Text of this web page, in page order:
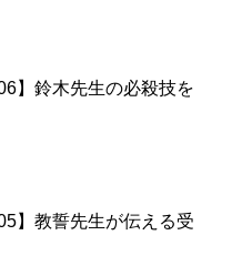
】鈴木先生の必殺技を
】教誓先生が伝える受